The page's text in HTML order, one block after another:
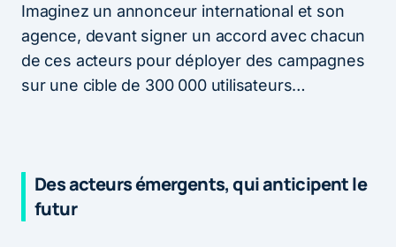
Imaginez un annonceur international et son
agence, devant signer un accord avec chacun
de ces acteurs pour déployer des campagnes
sur une cible de 300 000 utilisateurs…
Des acteurs émergents, qui anticipent le
futur